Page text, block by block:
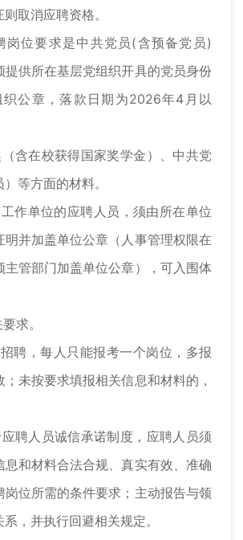
取消应聘资格。
位要求是中共党员(含预备党员)
提供所在基层党组织开具的党员身份
公章，落款日期为2026年4月以
在校获得国家奖学金）、中共党
等方面的材料。
单位的应聘人员，须由所在单位
明并加盖单位公章（人事管理权限在
主管部门加盖单位公章），可入围体
求。
，每人只能报考一个岗位，多报
；未按要求填报相关信息和材料的，
人员诚信承诺制度，应聘人员须
息和材料合法合规、真实有效、准确
岗位所需的条件要求；主动报告与领
，并执行回避相关规定。